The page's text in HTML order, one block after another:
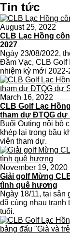
Tin tức
August 25, 2022
CLB Lạc Hồng
2027
Ngày 23/08/2022,
Đầm Vạc, CLB Golf
nhiệm kỳ mới 2022-
March 16, 2022
CLB Golf Lạc
tham dự ĐTQG dự
Buổi Outing nội bộ
khép lại trong bầu
viên tham dự.
November 19, 2020
Giải golf Mừng
tình quê hương
Ngày 18/11, tại sân
đã cùng nhau tranh
tuổi.